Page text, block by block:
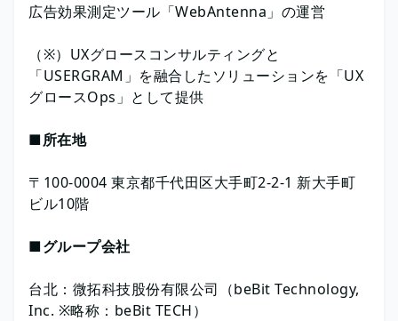
広告効果測定ツール「WebAntenna」の運営
（※）UXグロースコンサルティングと
「USERGRAM」を融合したソリューションを「UX
グロースOps」として提供
■所在地
〒100-0004 東京都千代田区大手町2-2-1 新大手町
ビル10階
■グループ会社
台北：微拓科技股份有限公司（beBit Technology,
Inc. ※略称：beBit TECH）